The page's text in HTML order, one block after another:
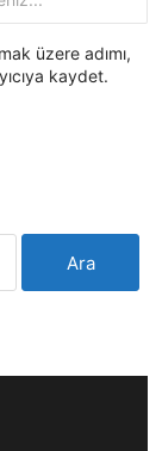
üzere adımı,
kaydet.